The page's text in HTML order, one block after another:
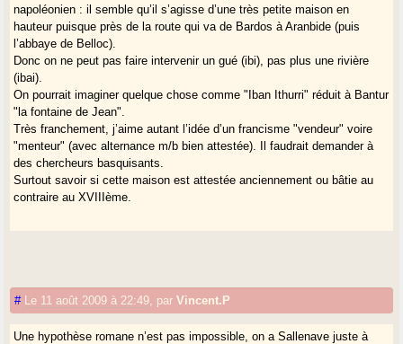
napoléonien : il semble qu’il s’agisse d’une très petite maison en
hauteur puisque près de la route qui va de Bardos à Aranbide (puis
l’abbaye de Belloc).
Donc on ne peut pas faire intervenir un gué (ibi), pas plus une rivière
(ibai).
On pourrait imaginer quelque chose comme "Iban Ithurri" réduit à Bantur
"la fontaine de Jean".
Très franchement, j’aime autant l’idée d’un francisme "vendeur" voire
"menteur" (avec alternance m/b bien attestée). Il faudrait demander à
des chercheurs basquisants.
Surtout savoir si cette maison est attestée anciennement ou bâtie au
contraire au XVIIIème.
# Le 11 août 2009 à 22:49 parVincent.P
Une hypothèse romane n’est pas impossible, on a Sallenave juste à